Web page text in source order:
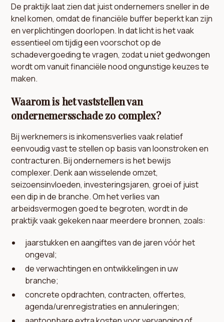
De praktijk laat zien dat juist ondernemers sneller in de
knel komen, omdat de financiële buffer beperkt kan zijn
en verplichtingen doorlopen. In dat licht is het vaak
essentieel om tijdig een voorschot op de
schadevergoeding te vragen, zodat u niet gedwongen
wordt om vanuit financiële nood ongunstige keuzes te
maken.
Waarom is het vaststellen van
ondernemersschade zo complex?
Bij werknemers is inkomensverlies vaak relatief
eenvoudig vast te stellen op basis van loonstroken en
contracturen. Bij ondernemers is het bewijs
complexer. Denk aan wisselende omzet,
seizoensinvloeden, investeringsjaren, groei of juist
een dip in de branche. Om het verlies van
arbeidsvermogen goed te begroten, wordt in de
praktijk vaak gekeken naar meerdere bronnen, zoals:
jaarstukken en aangiftes van de jaren vóór het
ongeval;
de verwachtingen en ontwikkelingen in uw
branche;
concrete opdrachten, contracten, offertes,
agenda/urenregistraties en annuleringen;